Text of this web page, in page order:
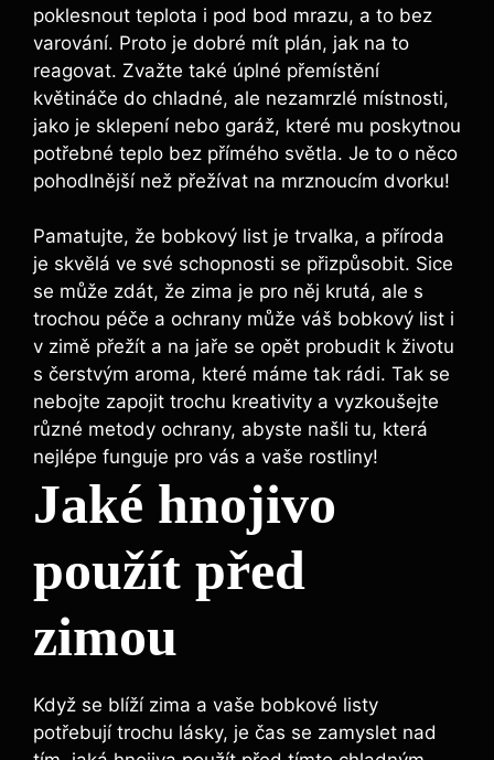
poklesnout teplota i pod bod mrazu,​ a to bez
varování.​ Proto je dobré mít plán, jak na to
reagovat. Zvažte také úplné přemístění
květináče do chladné, ale nezamrzlé místnosti,
jako je sklepení nebo garáž, které mu poskytnou
potřebné teplo bez přímého ⁣světla. Je to o ‍něco
pohodlnější než přežívat na mrznoucím ​dvorku!
Pamatujte, že bobkový list je trvalka, a příroda
‍je skvělá ve své schopnosti se přizpůsobit. Sice
se může zdát, že zima je pro⁢ něj krutá, ale s
trochou péče ‌a ochrany může váš bobkový list i
v zimě přežít a na jaře se opět probudit k životu
s čerstvým aroma, které máme tak rádi. Tak se
nebojte zapojit trochu kreativity a vyzkoušejte
různé metody ochrany, abyste našli tu, která⁣
nejlépe funguje pro vás a vaše rostliny!
Jaké hnojivo
použít před
‍zimou
Když ⁤se blíží zima a vaše bobkové listy
potřebují trochu⁤ lásky, je čas se zamyslet nad‍